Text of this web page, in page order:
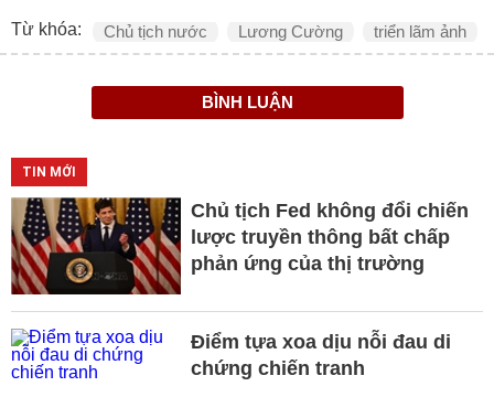
Từ khóa: Chủ tịch nước Lương Cường triển lãm ảnh
BÌNH LUẬN
TIN MỚI
Chủ tịch Fed không đổi chiến
lược truyền thông bất chấp
phản ứng của thị trường
Điểm tựa xoa dịu nỗi đau di
chứng chiến tranh